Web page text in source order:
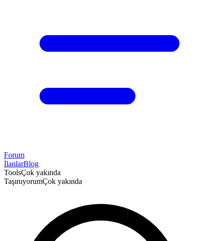
Forum
İlanlarBlog
ToolsÇok yakında
TaşınıyorumÇok yakında